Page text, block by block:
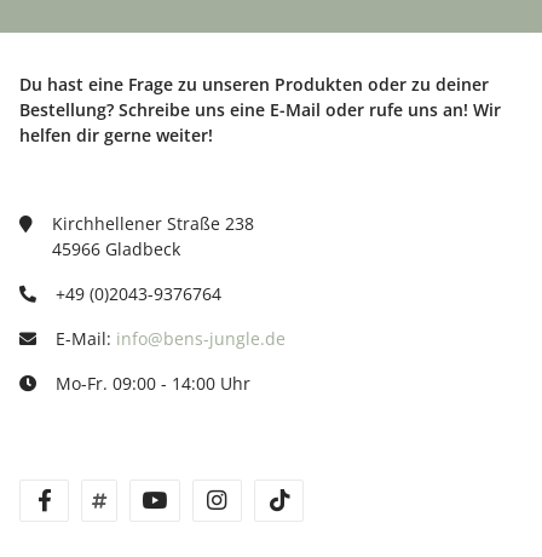
Du hast eine Frage zu unseren Produkten oder zu deiner
Bestellung? Schreibe uns eine E-Mail oder rufe uns an! Wir
helfen dir gerne weiter!
Kirchhellener Straße 238
45966 Gladbeck
+49 (0)2043-9376764
E-Mail: info@bens-jungle.de
Mo-Fr. 09:00 - 14:00 Uhr
facebooktwitter youtube instagram